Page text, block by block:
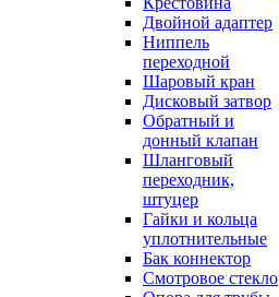
Двойной адаптер
Ниппель
переходной
Шаровый кран
Дисковый затвор
Обратный и
донный клапан
Шланговый
переходник,
штуцер
Гайки и кольца
уплотнительные
Бак коннектор
Смотровое стекло